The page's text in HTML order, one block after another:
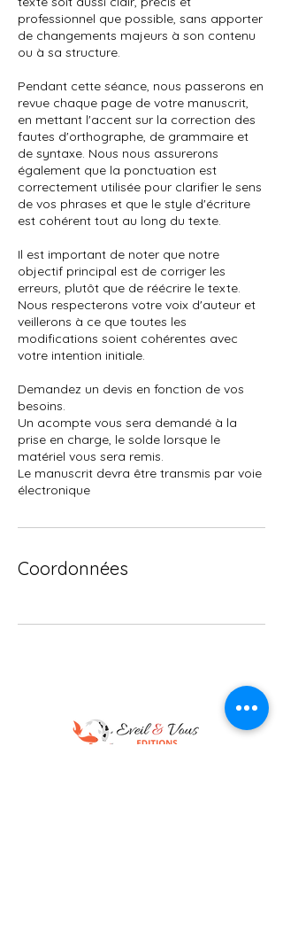
professionnel que possible, sans apporter
de changements majeurs à son contenu
ou à sa structure.
Pendant cette séance, nous passerons en
revue chaque page de votre manuscrit,
en mettant l'accent sur la correction des
fautes d'orthographe, de grammaire et
de syntaxe. Nous nous assurerons
également que la ponctuation est
correctement utilisée pour clarifier le sens
de vos phrases et que le style d'écriture
est cohérent tout au long du texte.
Il est important de noter que notre
objectif principal est de corriger les
erreurs, plutôt que de réécrire le texte.
Nous respecterons votre voix d'auteur et
veillerons à ce que toutes les
modifications soient cohérentes avec
votre intention initiale.
Demandez un devis en fonction de vos
besoins.
Un acompte vous sera demandé à la
prise en charge, le solde lorsque le
matériel vous sera remis.
Le manuscrit devra être transmis par voie
Coordonnées